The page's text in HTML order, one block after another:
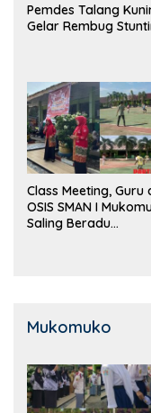
Pemdes Talang
Gelar Rembug
Class Meeting, Guru
OSIS SMAN I
Saling Beradu
Mukomuko